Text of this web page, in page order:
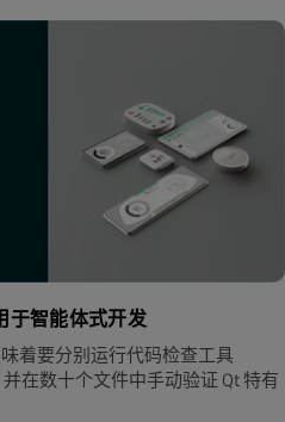
于智能体式开发
着要分别运行代码检查工具
在数十个文件中手动验证 Qt 特有